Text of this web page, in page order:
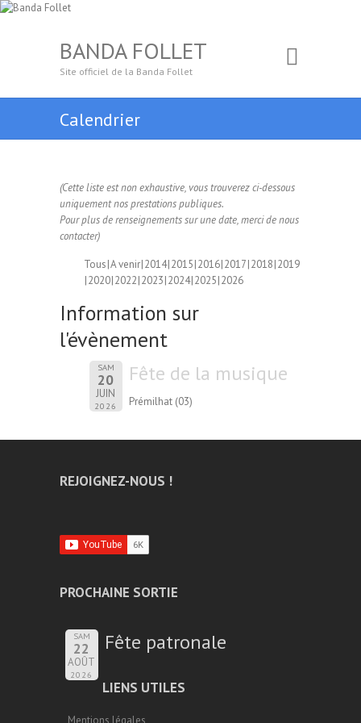
BANDA FOLLET
Site officiel de la Banda Follet
Calendrier
(Cette liste est non exhaustive, vous trouverez ci-dessous
uniquement nos prestations publiques.
Pour plus de renseignements sur une date, merci de nous
contacter)
Tous A venir 2014 2015 2016 2017 2018 2019
2020 2022 2023 2024 2025 2026
Information sur
l'évènement
SAM
20
JUIN
2026
Fête de la musique
Prémilhat (03)
REJOIGNEZ-NOUS !
PROCHAINE SORTIE
SAM
22
AOÛT
2026
Fête patronale
LIENS UTILES